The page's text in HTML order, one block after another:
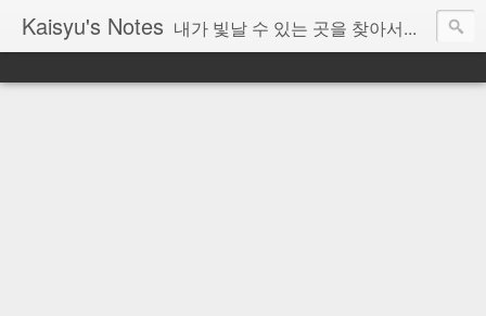
Kaisyu's Notes 내가 빛날 수 있는 곳을 찾아서...